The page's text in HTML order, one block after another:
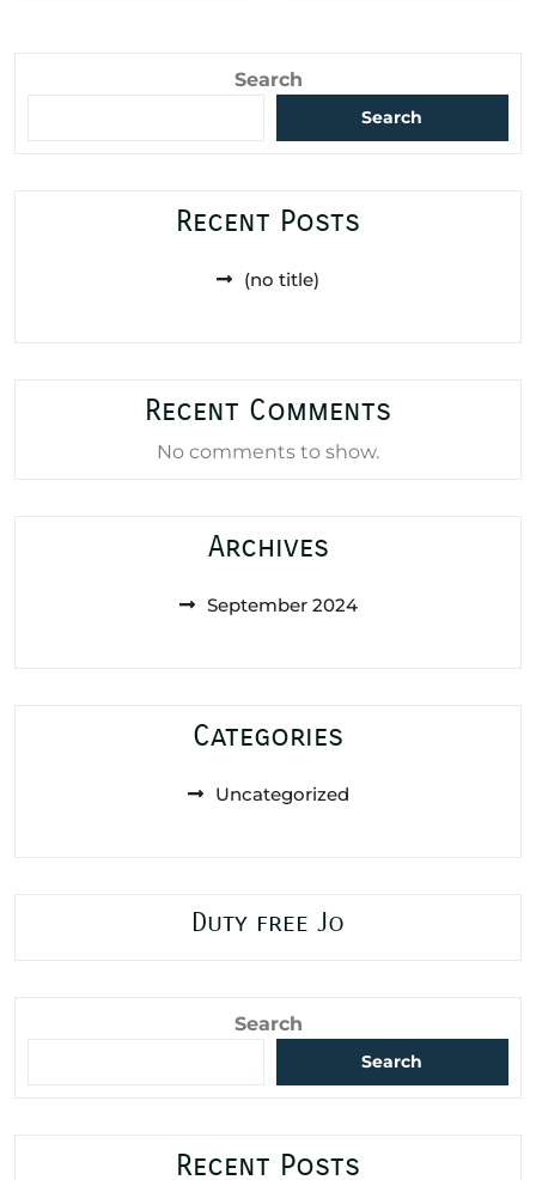
Search
Search
Recent Posts
(no title)
Recent Comments
No comments to show.
Archives
September 2024
Categories
Uncategorized
Duty free Jo
Search
Search
Recent Posts